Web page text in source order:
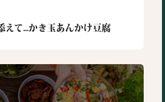
えて...かき玉あんかけ豆腐